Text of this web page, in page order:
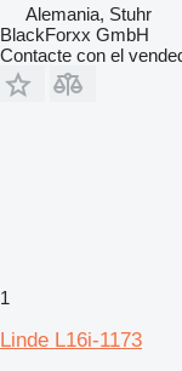
Alemania, Stuhr
BlackForxx GmbH
Contacte con el
1
Linde L16i-1173